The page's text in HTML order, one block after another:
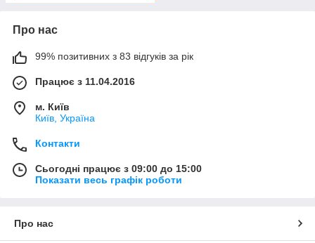
Про нас
99% позитивних з 83 відгуків за рік
Працює з 11.04.2016
м. Київ
Київ, Україна
Контакти
Сьогодні працює з 09:00 до 15:00
Показати весь графік роботи
Про нас